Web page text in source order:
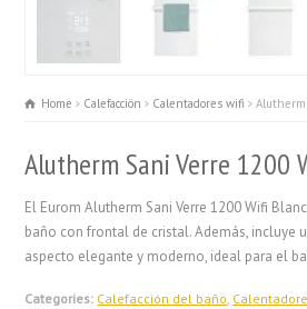
Home Calefacciön Calentadores wifi Alutherm
Alutherm Sani Verre 1200
El Eurom Alutherm Sani Verre 1200 Wifi
baño con frontal de cristal. Además, incluye
aspecto elegante y moderno, ideal para el
Categories: Calefacción del baño,